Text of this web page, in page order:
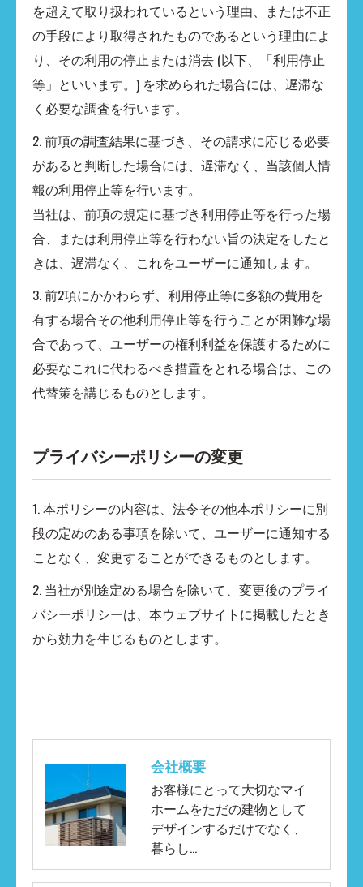
を超えて取り扱われているという理由、または不正
の手段により取得されたものであるという理由によ
り、その利用の停止または消去 (以下、「利用停止
等」といいます。) を求められた場合には、遅滞な
く必要な調査を行います。
2. 前項の調査結果に基づき、その請求に応じる必要
があると判断した場合には、遅滞なく、当該個人情
報の利用停止等を行います。
当社は、前項の規定に基づき利用停止等を行った場
合、または利用停止等を行わない旨の決定をしたと
きは、遅滞なく、これをユーザーに通知します。
3. 前2項にかかわらず、利用停止等に多額の費用を
有する場合その他利用停止等を行うことが困難な場
合であって、ユーザーの権利利益を保護するために
必要なこれに代わるべき措置をとれる場合は、この
代替策を講じるものとします。
プライバシーポリシーの変更
1. 本ポリシーの内容は、法令その他本ポリシーに別
段の定めのある事項を除いて、ユーザーに通知する
ことなく、変更することができるものとします。
2. 当社が別途定める場合を除いて、変更後のプライ
バシーポリシーは、本ウェブサイトに掲載したとき
から効力を生じるものとします。
会社概要
お客様にとって大切なマイ
ホームをただの建物として
デザインするだけでなく、
暮らし…